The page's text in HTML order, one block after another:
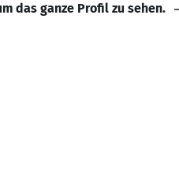
das ganze Profil zu sehen.